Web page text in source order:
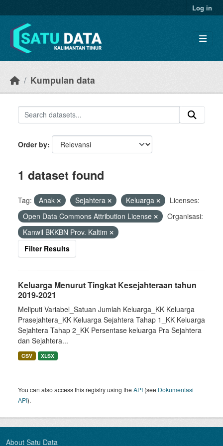
Log in
Kumpulan data
Order by
1 dataset found
Tag: Anak Sejahtera Keluarga
Licenses:
Open Data Commons Attribution License
Organisasi:
Kanwil BKKBN Prov. Kaltim
Filter Results
Keluarga Menurut Tingkat Kesejahteraan tahun
2019-2021
Meliputi Variabel_Satuan Jumlah Keluarga_KK Keluarga
Prasejahtera_KK Keluarga Sejahtera Tahap 1_KK Keluarga
Sejahtera Tahap 2_KK Persentase keluarga Pra Sejahtera
dan Sejahtera...
CSV XLSX
You can also access this registry using theAPI (see Dokumentasi
API).
About Satu Data